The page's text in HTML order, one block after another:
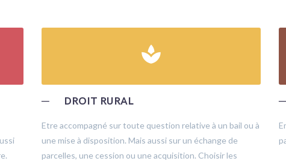
spa
─ DROIT RURAL
Etre accompagné sur toute question relative à un bail ou à
une mise à disposition. Mais aussi sur un échange de
parcelles, une cession ou une acquisition. Choisir les
─